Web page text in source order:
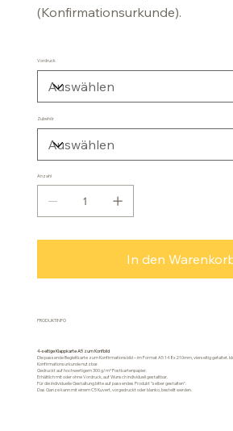
(Konfirmationsurkunde).
Vordruck
Zubehör
Anzahl
In den
PRODUKTINFO
4-seitige Klappkarte A5 zum Konfbild
Die passende Begleitkarte zum Konfirmationsbild – im Format A5 148x210mm, vierseitig gefaltet.
Konfirmationsurkunde nutzbar.
Gedruckt auf hochwertigem 300 g/m² Postkartenpapier.
Erhältlich mit oder ohne Vordruck, auf Wunsch individuell gestaltbar.
Für die individuelle Gestaltung bitte auf passendes Produkt "selber gestalten".
Das Ganze kann mit einem C5 Kuvert, vorgedruckt oder blanko, bestellt werden.